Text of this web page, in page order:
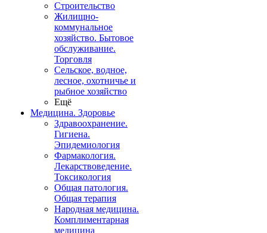
Строительство
Жилищно-
коммунальное
хозяйство. Бытовое
обслуживание.
Торговля
Сельское, водное,
лесное, охотничье и
рыбное хозяйство
Ещё
Медицина. Здоровье
Здравоохранение.
Гигиена.
Эпидемиология
Фармакология.
Лекарствоведение.
Токсикология
Общая патология.
Общая терапия
Народная медицина.
Комплиментарная
медицина